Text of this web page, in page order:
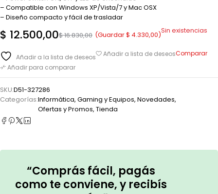
– Compatible con Windows XP/Vista/7 y Mac OSX
– Diseño compacto y fácil de trasladar
$16.830,00
$ 12.500,00 (Guardar$ 4.330,00)Sin existencias
Añadir a la lista de deseos Añadir a lista de deseosComparar
Añadir para comparar
SKU:D51-327286
Categorías:Informática, Gaming y Equipos, Novedades,
Ofertas y Promos, Tienda
“Comprás fácil, pagás
como te conviene, y recibís